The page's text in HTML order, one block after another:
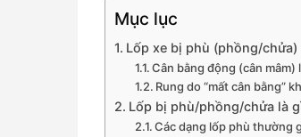
Mục lục
Lốp xe bị phù (phồng/
Cân bằng động (cân mâm)
Rung do “mất cân bằng”
Lốp bị phù/phồng/chửa là
Các dạng lốp phù thường